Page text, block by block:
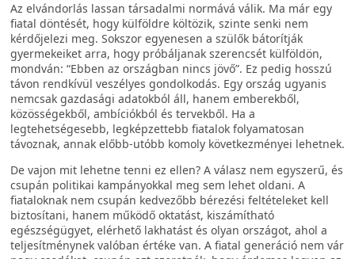
Az elvándorlás lassan társadalmi normává válik. Ma már egy
fiatal döntését, hogy külföldre költözik, szinte senki nem
kérdőjelezi meg. Sokszor egyenesen a szülők bátorítják
gyermekeiket arra, hogy próbáljanak szerencsét külföldön,
mondván: “Ebben az országban nincs jövő”. Ez pedig hosszú
távon rendkívül veszélyes gondolkodás. Egy ország ugyanis
nemcsak gazdasági adatokból áll, hanem emberekből,
közösségekből, ambíciókból és tervekből. Ha a
legtehetségesebb, legképzettebb fiatalok folyamatosan
távoznak, annak előbb-utóbb komoly következményei lehetnek.
De vajon mit lehetne tenni ez ellen? A válasz nem egyszerű, és
csupán politikai kampányokkal meg sem lehet oldani. A
fiataloknak nem csupán kedvezőbb bérezési feltételeket kell
biztosítani, hanem működő oktatást, kiszámítható
egészségügyet, elérhető lakhatást és olyan országot, ahol a
teljesítménynek valóban értéke van. A fiatal generáció nem vár